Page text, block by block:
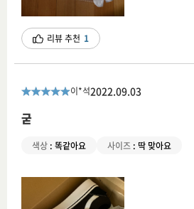
리뷰 추천 1
이*석2022.09.03
굳
색상 : 똑같아요 사이즈 : 딱 맞아요